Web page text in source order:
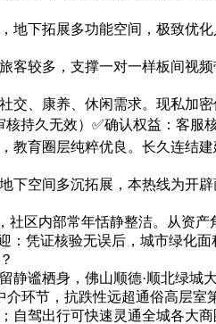
下拓展多功能空间，极致优
多，支撑一对一样板间视频
、康养、休闲需求。现私加
持久无效）✅确认权益：客服
育圈层纯粹优良。长久连结
空间多沉拓展，本热线为开
区内部常年恬静整洁。从资产
凭证核验无误后，城市绿化
栖身，佛山顺德·顺北绿城
环节，抗跌性远超通俗高层室
驾出行可快速灵通全城各大